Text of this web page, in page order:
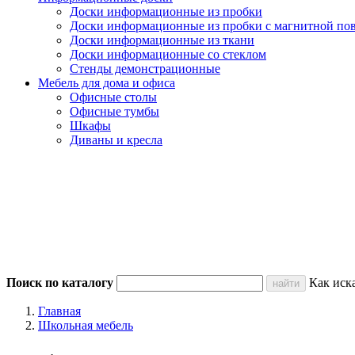
Доски информационные из пробки
Доски информационные из пробки с магнитной
Доски информационные из ткани
Доски информационные со стеклом
Стенды демонстрационные
Мебель для дома и офиса
Офисные столы
Офисные тумбы
Шкафы
Диваны и кресла
Поиск по каталогу Как
Главная
Школьная мебель